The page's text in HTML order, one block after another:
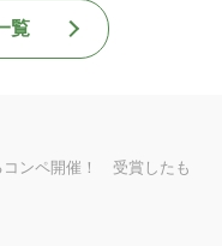
覧
コンペ開催！ 受賞したも